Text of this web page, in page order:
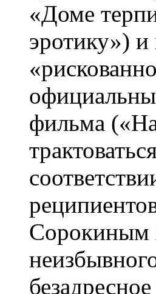
«Доме
эротику») и
фильма
Сорокиным